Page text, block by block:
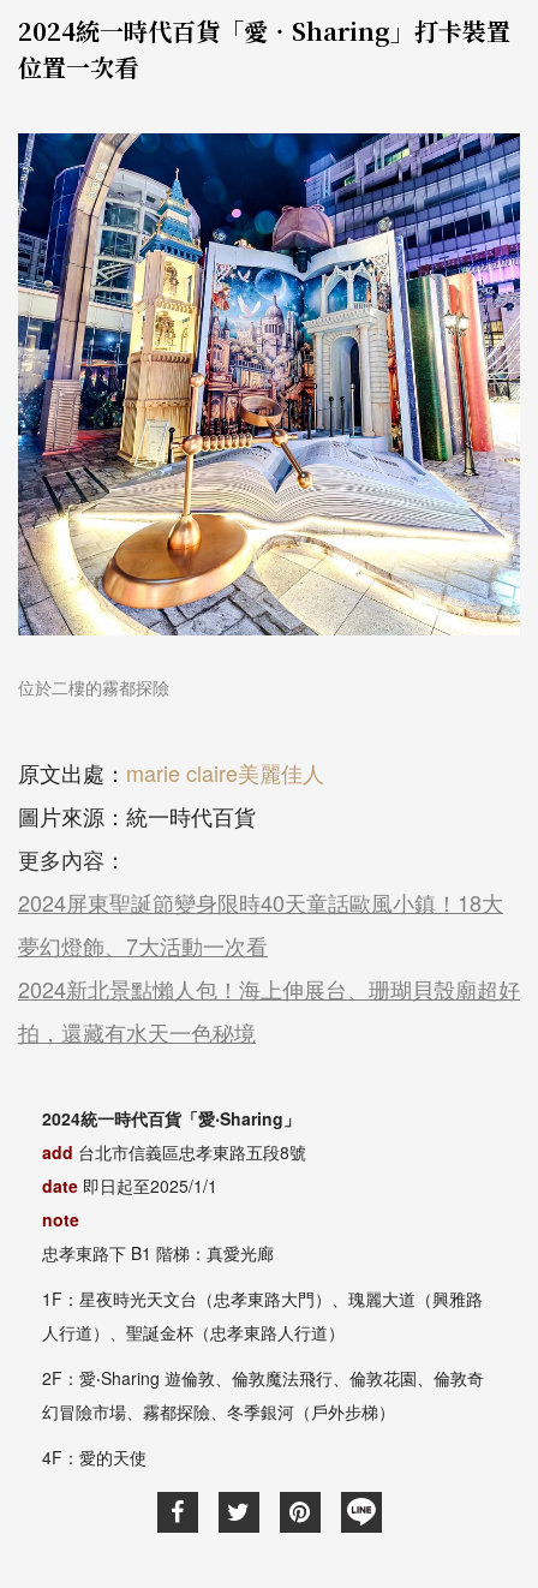
2024統一時代百貨「愛‧Sharing」打卡裝置
位置一次看
位於二樓的霧都探險
原文出處： marie claire美麗佳人
圖片來源：統一時代百貨
更多內容：
2024屏東聖誕節變身限時40天童話歐風小鎮！18大
夢幻燈飾、7大活動一次看
2024新北景點懶人包！海上伸展台、珊瑚貝殼廟超好
拍，還藏有水天一色秘境
2024統一時代百貨「愛‧Sharing」
add 台北市信義區忠孝東路五段8號
date 即日起至2025/1/1
note
忠孝東路下 B1 階梯：真愛光廊
1F：星夜時光天文台（忠孝東路大門）、瑰麗大道（興雅路
人行道）、聖誕金杯（忠孝東路人行道）
2F：愛‧Sharing 遊倫敦、倫敦魔法飛行、倫敦花園、倫敦奇
幻冒險市場、霧都探險、冬季銀河（戶外步梯）
4F：愛的天使